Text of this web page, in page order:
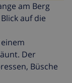
am Berg
auf die
Der
Büsche